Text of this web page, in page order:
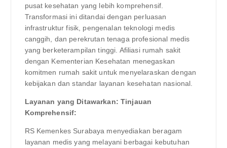
pusat kesehatan yang lebih komprehensif.
Transformasi ini ditandai dengan perluasan
infrastruktur fisik, pengenalan teknologi medis
canggih, dan perekrutan tenaga profesional medis
yang berketerampilan tinggi. Afiliasi rumah sakit
dengan Kementerian Kesehatan menegaskan
komitmen rumah sakit untuk menyelaraskan dengan
kebijakan dan standar layanan kesehatan nasional.
Layanan yang Ditawarkan: Tinjauan
Komprehensif:
RS Kemenkes Surabaya menyediakan beragam
layanan medis yang melayani berbagai kebutuhan